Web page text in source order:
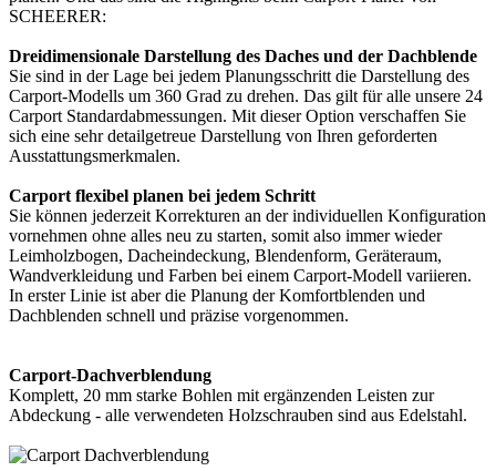
SCHEERER:
Dreidimensionale Darstellung des Daches und der Dachblende
Sie sind in der Lage bei jedem Planungsschritt die Darstellung des
Carport-Modells um 360 Grad zu drehen. Das gilt für alle unsere 24
Carport Standardabmessungen. Mit dieser Option verschaffen Sie
sich eine sehr detailgetreue Darstellung von Ihren geforderten
Ausstattungsmerkmalen.
Carport flexibel planen bei jedem Schritt
Sie können jederzeit Korrekturen an der individuellen Konfiguration
vornehmen ohne alles neu zu starten, somit also immer wieder
Leimholzbogen, Dacheindeckung, Blendenform, Geräteraum,
Wandverkleidung und Farben bei einem Carport-Modell variieren.
In erster Linie ist aber die Planung der Komfortblenden und
Dachblenden schnell und präzise vorgenommen.
Carport-Dachverblendung
Komplett, 20 mm starke Bohlen mit ergänzenden Leisten zur
Abdeckung - alle verwendeten Holzschrauben sind aus Edelstahl.